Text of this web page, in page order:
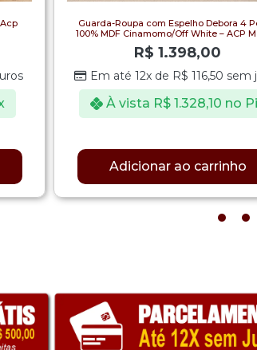
Guarda-Roupa com Espelho Debora 4
100% MDF Cinamomo/Off White – ACP
R$ 1.398,00
Em até 12x de R$ 116,50 sem
À vista R$ 1.328,10 no
Adicionar ao carrinho